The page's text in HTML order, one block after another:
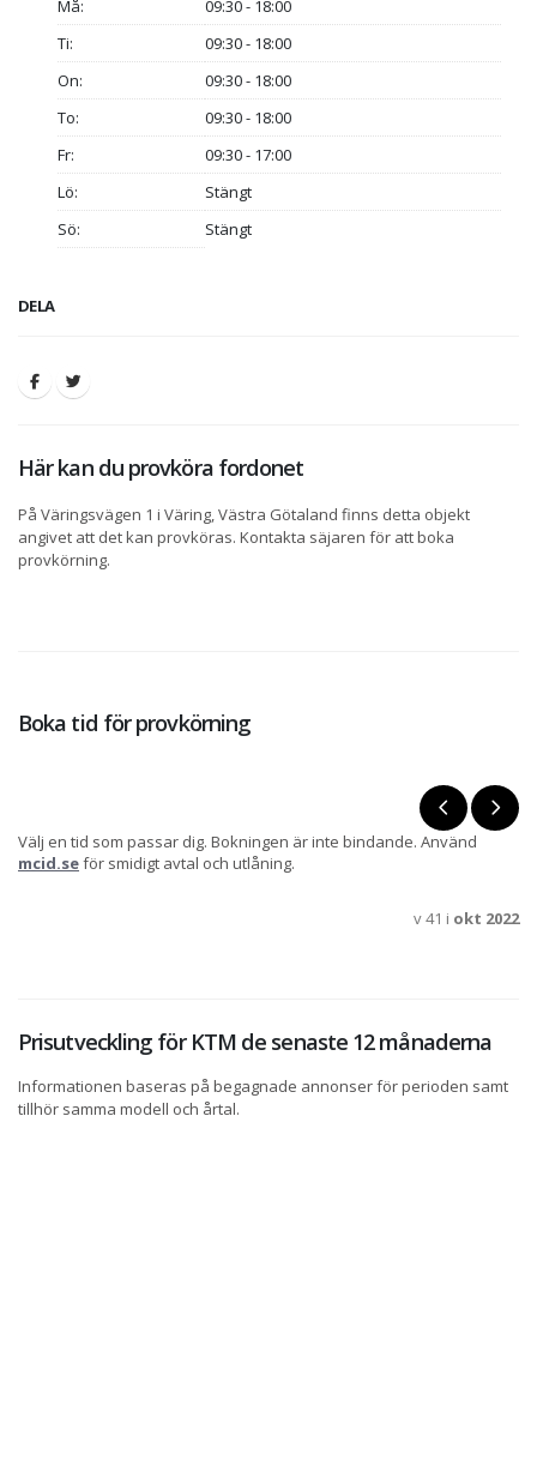
Må:
09:30 - 18:00
Ti:
09:30 - 18:00
On:
09:30 - 18:00
To:
09:30 - 18:00
Fr:
09:30 - 17:00
Lö:
Stängt
Sö:
Stängt
DELA
Här kan du provköra fordonet
På Väringsvägen 1 i Väring, Västra Götaland finns detta objekt
angivet att det kan provköras. Kontakta säjaren för att boka
provkörning.
Boka tid för provkörning
Välj en tid som passar dig. Bokningen är inte bindande. Använd
mcid.seför smidigt avtal och utlåning.
v 41 i okt 2022
Prisutveckling för KTM de senaste 12 månaderna
Informationen baseras på begagnade annonser för perioden samt
tillhör samma modell och årtal.